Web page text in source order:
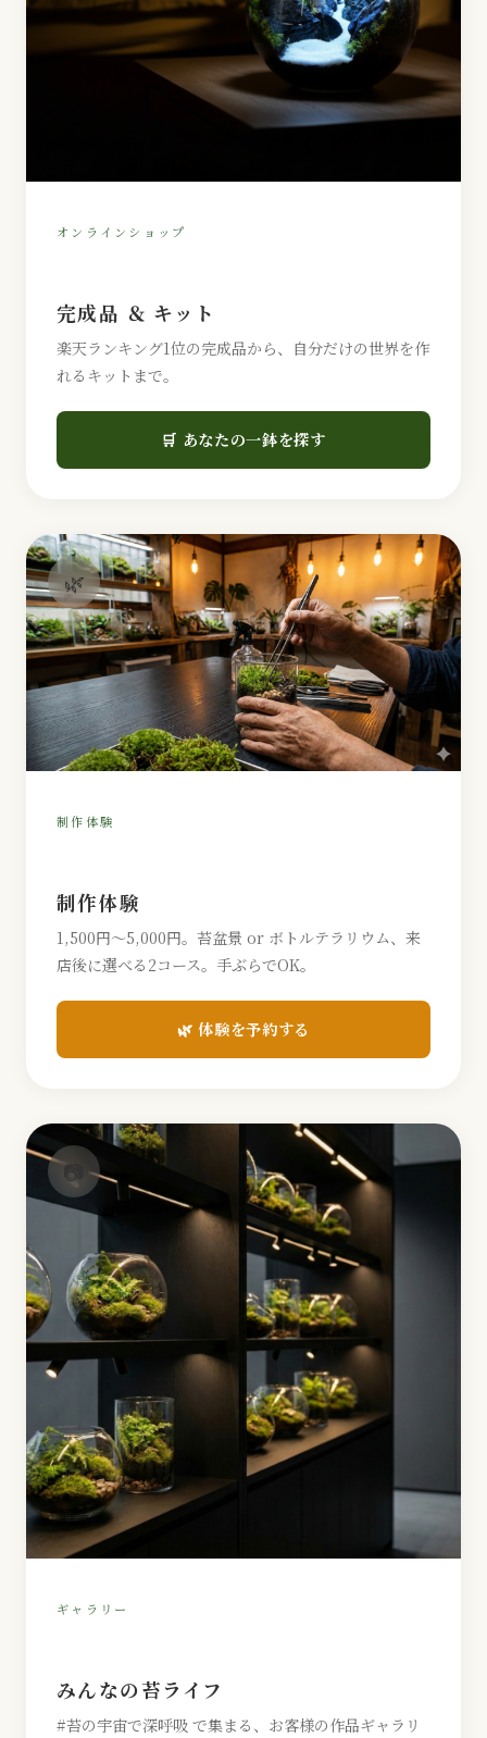
オンラインショップ
完成品 ＆ キット
楽天ランキング1位の完成品から、自分だけの世界を作
れるキットまで。
🛒 あなたの一鉢を探す
🌿
制作体験
制作体験
1,500円〜5,000円。苔盆景 or ボトルテラリウム、来
店後に選べる2コース。手ぶらでOK。
🌿 体験を予約する
📷
ギャラリー
みんなの苔ライフ
#苔の宇宙で深呼吸 で集まる、お客様の作品ギャラリ